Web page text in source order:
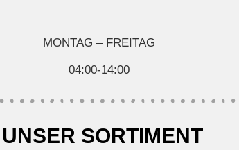
MONTAG – FREITAG
04:00-14:00
UNSER SORTIMENT